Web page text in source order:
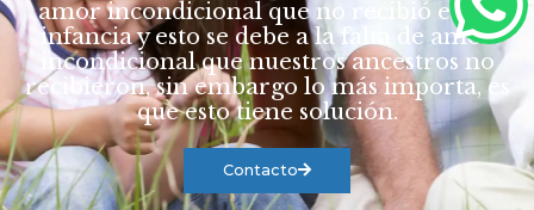
amor incondicional que no recibió en su
infancia y esto se debe a la falta de amor
incondicional que nuestros ancestros no
recibieron, sin embargo lo más importa, es
que esto tiene solución.
Contacto